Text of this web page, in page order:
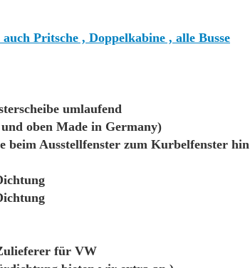
Pritsche , Doppelkabine , alle Busse
umlaufend
oben Made in Germany)
beim Ausstellfenster zum Kurbelfenster hin
für VW